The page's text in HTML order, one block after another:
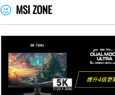
MSI ZONE